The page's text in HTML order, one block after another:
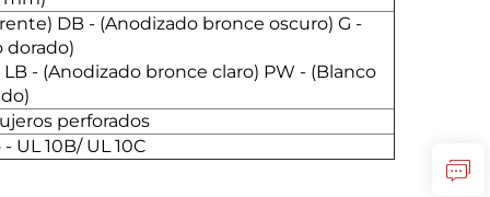
DB - (Anodizado bronce oscuro) G -
dorado)
- (Anodizado bronce claro) PW - (Blanco
perforados
UL 10B/ UL 10C